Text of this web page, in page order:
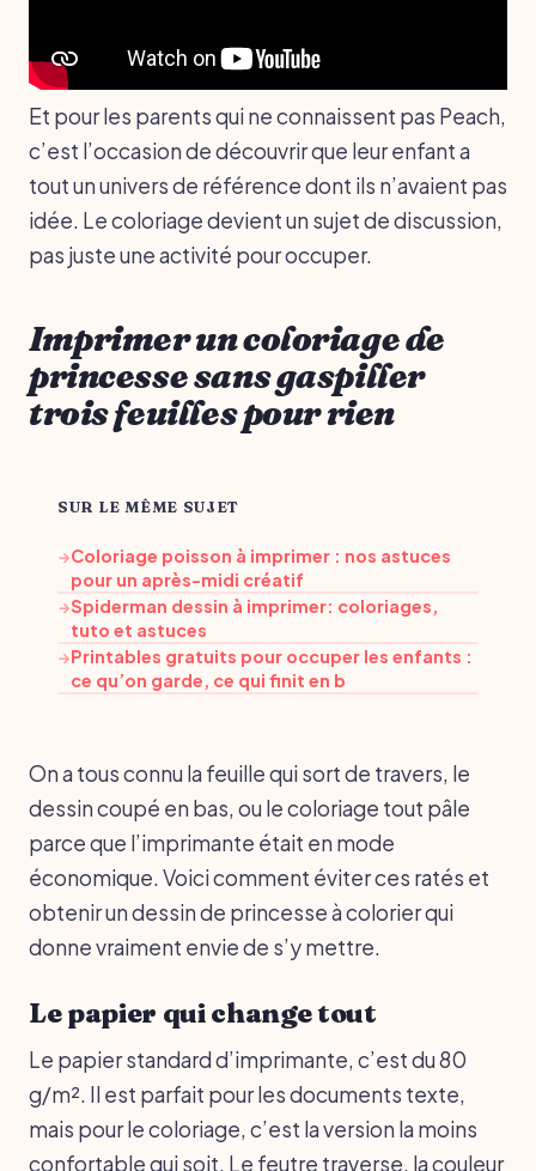
Et pour les parents qui ne connaissent pas Peach,
c’est l’occasion de découvrir que leur enfant a
tout un univers de référence dont ils n’avaient pas
idée. Le coloriage devient un sujet de discussion,
pas juste une activité pour occuper.
Imprimer un coloriage de
princesse sans gaspiller
trois feuilles pour rien
SUR LE MÊME SUJET
→Coloriage poisson à imprimer : nos astuces
pour un après-midi créatif
→Spiderman dessin à imprimer: coloriages,
tuto et astuces
→Printables gratuits pour occuper les enfants :
ce qu’on garde, ce qui finit en b
On a tous connu la feuille qui sort de travers, le
dessin coupé en bas, ou le coloriage tout pâle
parce que l’imprimante était en mode
économique. Voici comment éviter ces ratés et
obtenir un dessin de princesse à colorier qui
donne vraiment envie de s’y mettre.
Le papier qui change tout
Le papier standard d’imprimante, c’est du 80
g/m². Il est parfait pour les documents texte,
mais pour le coloriage, c’est la version la moins
confortable qui soit. Le feutre traverse, la couleur